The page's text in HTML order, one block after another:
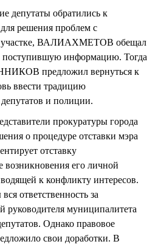
депутаты обратились к
решения проблем с
участке, ВАЛИАХМЕТОВ обещал
поступившую информацию. Тогда
предложил вернуться к
ввести традицию
и полиции.
прокуратуры города
о процедуре отставки мэра
отставку
возникновения его личной
к конфликту интересов.
ответственность за
руководителя муниципалитета
Однако правовое
свои доработки. В